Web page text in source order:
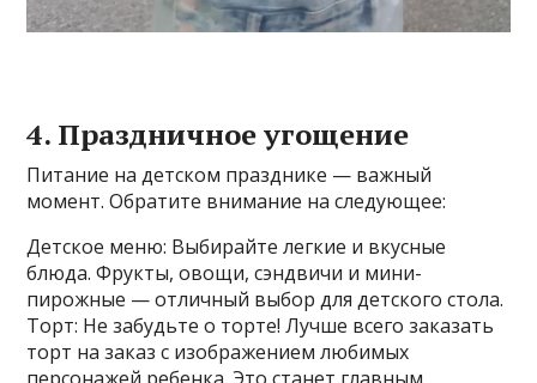
4. Праздничное угощение
Питание на детском празднике — важный
момент. Обратите внимание на следующее:
Детское меню: Выбирайте легкие и вкусные
блюда. Фрукты, овощи, сэндвичи и мини-
пирожные — отличный выбор для детского стола.
Торт: Не забудьте о торте! Лучше всего заказать
торт на заказ с изображением любимых